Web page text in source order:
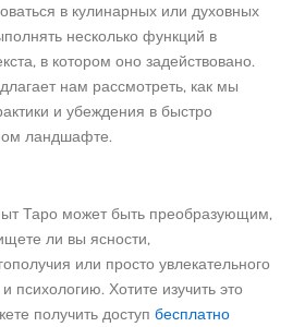
в кулинарных или духовных
несколько функций в
в котором оно задействовано.
нам рассмотреть, как мы
и убеждения в быстро
ландшафте.
Таро может быть преобразующим,
ли вы ясности,
или просто увлекательного
психологию. Хотите изучить это
получить доступ бесплатно